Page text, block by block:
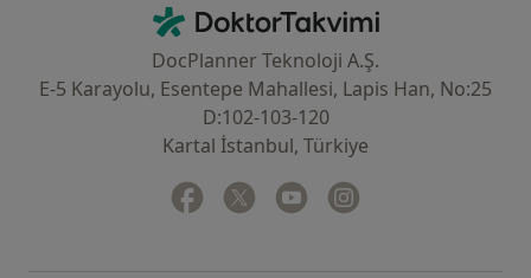
DoktorTakvimi - Ana Sayfa
DocPlanner Teknoloji A.Ş.
E-5 Karayolu, Esentepe Mahallesi, Lapis Han, No:25
D:102-103-120
Kartal İstanbul, Türkiye
Facebook
yeni bir sekmede açılır
Twitter
yeni bir sekmede açılır
Youtube
yeni bir sekmede açılır